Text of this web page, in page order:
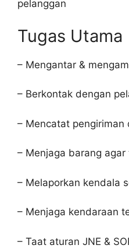
pelanggan
Tugas Utama
– Mengantar &
– Berkontak dengan
– Mencatat pengiriman
– Menjaga barang
– Melaporkan kendala
– Menjaga kendaraan
– Taat aturan JNE &